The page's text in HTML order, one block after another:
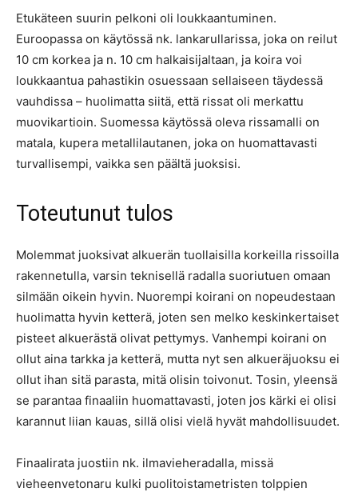
Etukäteen suurin pelkoni oli loukkaantuminen.
Euroopassa on käytössä nk. lankarullarissa, joka on reilut
10 cm korkea ja n. 10 cm halkaisijaltaan, ja koira voi
loukkaantua pahastikin osuessaan sellaiseen täydessä
vauhdissa – huolimatta siitä, että rissat oli merkattu
muovikartioin. Suomessa käytössä oleva rissamalli on
matala, kupera metallilautanen, joka on huomattavasti
turvallisempi, vaikka sen päältä juoksisi.
Toteutunut tulos
Molemmat juoksivat alkuerän tuollaisilla korkeilla rissoilla
rakennetulla, varsin teknisellä radalla suoriutuen omaan
silmään oikein hyvin. Nuorempi koirani on nopeudestaan
huolimatta hyvin ketterä, joten sen melko keskinkertaiset
pisteet alkuerästä olivat pettymys. Vanhempi koirani on
ollut aina tarkka ja ketterä, mutta nyt sen alkueräjuoksu ei
ollut ihan sitä parasta, mitä olisin toivonut. Tosin, yleensä
se parantaa finaaliin huomattavasti, joten jos kärki ei olisi
karannut liian kauas, sillä olisi vielä hyvät mahdollisuudet.
Finaalirata juostiin nk. ilmavieheradalla, missä
vieheenvetonaru kulki puolitoistametristen tolppien